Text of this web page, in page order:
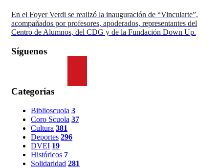
En el Foyer Verdi se realizó la inauguración de “Vincularte”,
acompañados por profesores, apoderados, representantes del
Centro de Alumnos, del CDG y de la Fundación Down Up.
Síguenos
Categorías
Biblioscuola 3
Coro Scuola 37
Cultura 381
Deportes 296
DVEI 19
Históricos 7
Solidaridad 281